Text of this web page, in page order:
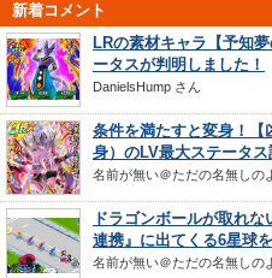
新着コメント
LRの素材キャラ【予知
ータスが判明しました！
DanielsHump さん
条件を満たすと変身！【
身）のLV最大ステータス
名前が無い＠ただの名無しの
ドラゴンボールが取れ
連携』に出てくる6星球
名前が無い＠ただの名無しの